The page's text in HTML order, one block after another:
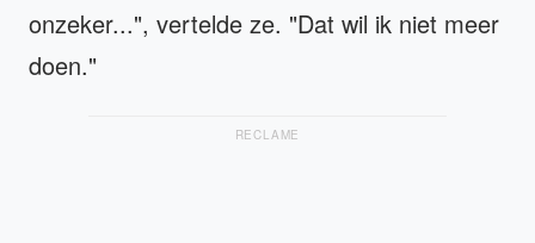
onzeker...", vertelde ze. "Dat wil ik niet meer
doen."
RECLAME